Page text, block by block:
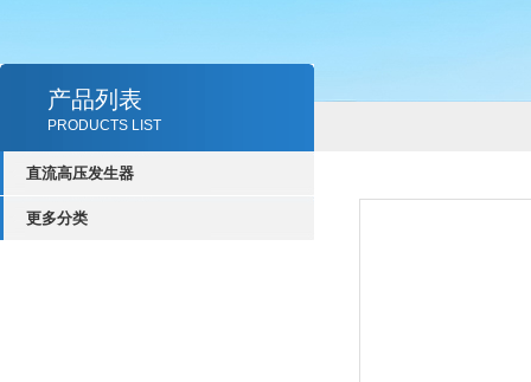
产品列表
PRODUCTS LIST
直流高压发生器
更多分类